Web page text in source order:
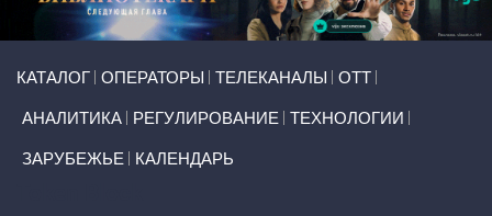
КАТАЛОГ ОПЕРАТОРЫ ТЕЛЕКАНАЛЫ ОТТ
АНАЛИТИКА РЕГУЛИРОВАНИЕ ТЕХНОЛОГИИ
ЗАРУБЕЖЬЕ КАЛЕНДАРЬ